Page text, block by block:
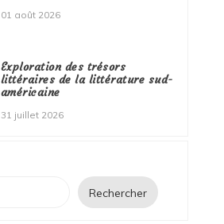
01 août 2026
Exploration des trésors
littéraires de la littérature sud-
américaine
31 juillet 2026
Rechercher